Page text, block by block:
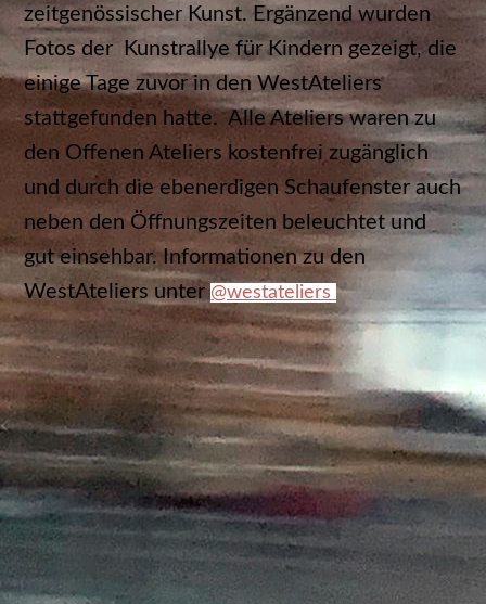
zeitgenössischer Kunst. Ergänzend wurden
Fotos der Kunstrallye für Kindern gezeigt, die
einige Tage zuvor in den WestAteliers
stattgefunden hatte. Alle Ateliers waren zu
den Offenen Ateliers kostenfrei zugänglich
und durch die ebenerdigen Schaufenster auch
neben den Öffnungszeiten beleuchtet und
gut einsehbar. Informationen zu den
WestAteliers unter @westateliers